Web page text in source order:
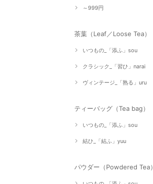
～999円
茶葉（Leaf／Loose Tea）
いつもの_「添ふ」sou
クラシック_「習ひ」narai
ヴィンテージ_「熟る」uru
ティーバッグ（Tea bag）
いつもの_「添ふ」sou
結ひ_「結ふ」yuu
パウダー（Powdered Tea）